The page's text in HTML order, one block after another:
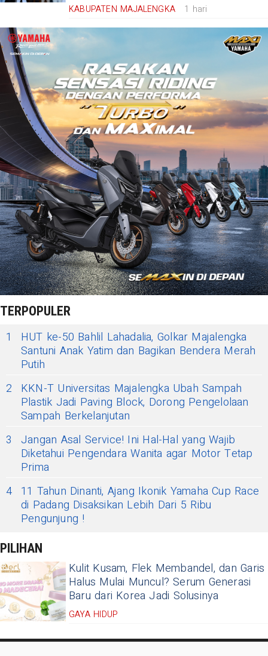
KABUPATEN MAJALENGKA 1 hari
TERPOPULER
1
HUT ke-50 Bahlil Lahadalia, Golkar Majalengka
Santuni Anak Yatim dan Bagikan Bendera Merah
Putih
2
KKN-T Universitas Majalengka Ubah Sampah
Plastik Jadi Paving Block, Dorong Pengelolaan
Sampah Berkelanjutan
3
Jangan Asal Service! Ini Hal-Hal yang Wajib
Diketahui Pengendara Wanita agar Motor Tetap
Prima
4 11 Tahun Dinanti, Ajang Ikonik Yamaha Cup Race
di Padang Disaksikan Lebih Dari 5 Ribu
Pengunjung !
PILIHAN
Kulit Kusam, Flek Membandel, dan Garis
Halus Mulai Muncul? Serum Generasi
Baru dari Korea Jadi Solusinya
GAYA HIDUP